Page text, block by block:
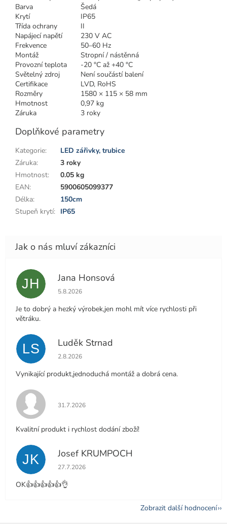
Barva
Šedá
Krytí
IP65
Třída ochrany
II
Napájecí napětí
230 V AC
Frekvence
50–60 Hz
Montáž
Stropní / nástěnná
Provozní teplota
-20 °C až +40 °C
Světelný zdroj
Není součástí balení
Certifikace
LVD, RoHS
Rozměry
1580 × 115 × 58 mm
Hmotnost
0,97 kg
Záruka
3 roky
Doplňkové parametry
Kategorie:
LED zářivky, trubice
Záruka:
3 roky
Hmotnost:
0.05 kg
EAN:
5900605099377
Délka:
150cm
Stupeň krytí: IP65
JH Jana Honsová
Hodnocení obchodu je 5 z 5 hvězdiček.
5.8.2026
Je to dobrý a hezký výrobek,jen mohl mít více rychlosti při
větráku.
LS Luděk Strnad
Hodnocení obchodu je 5 z 5 hvězdiček.
2.8.2026
Vynikající produkt,jednoduchá montáž a dobrá cena.
Hodnocení obchodu je 5 z 5 hvězdiček.
31.7.2026
Kvalitní produkt i rychlost dodání zboží!
JK Josef KRUMPOCH
Hodnocení obchodu je 5 z 5 hvězdiček.
27.7.2026
OK👍👍👍👍👍👌
Zobrazit další hodnocení